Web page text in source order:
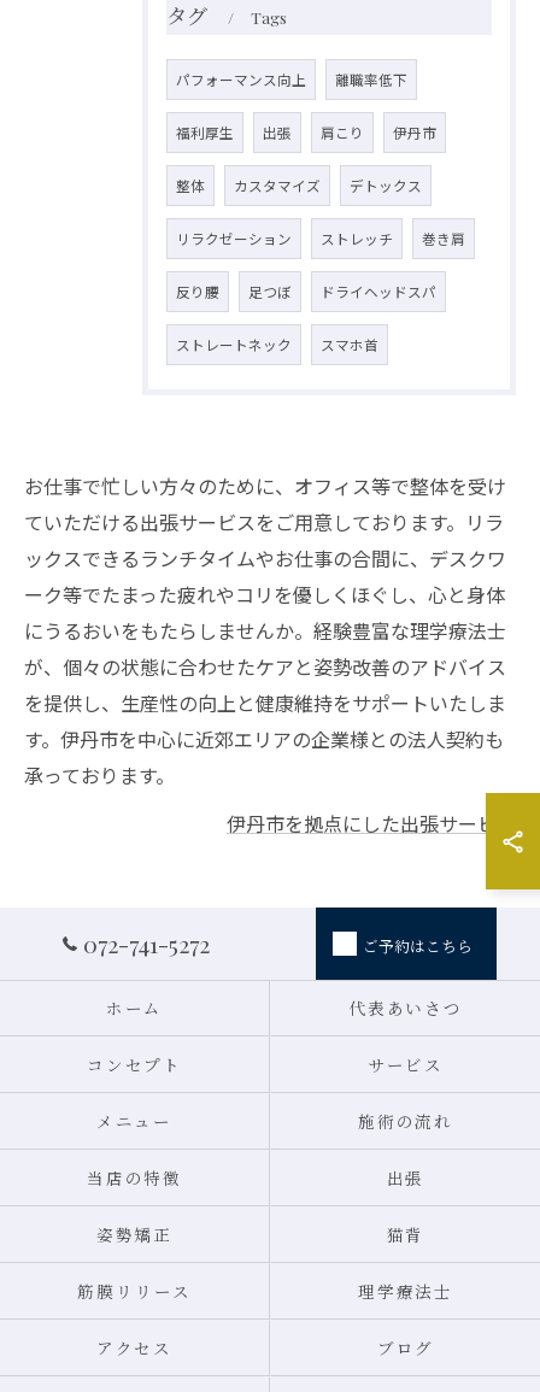
タグ Tags
パフォーマンス向上 離職率低下
福利厚生 出張 肩こり 伊丹市
整体 カスタマイズ デトックス
リラクゼーション ストレッチ 巻き肩
反り腰 足つぼ ドライヘッドスパ
ストレートネック スマホ首
お仕事で忙しい方々のために、オフィス等で整体を受け
ていただける出張サービスをご用意しております。リラ
ックスできるランチタイムやお仕事の合間に、デスクワ
ーク等でたまった疲れやコリを優しくほぐし、心と身体
にうるおいをもたらしませんか。経験豊富な理学療法士
が、個々の状態に合わせたケアと姿勢改善のアドバイス
を提供し、生産性の向上と健康維持をサポートいたしま
す。伊丹市を中心に近郊エリアの企業様との法人契約も
承っております。
伊丹市を拠点にした出張サービス
072-741-5272 ご予約はこちら
ホーム 代表あいさつ
コンセプト サービス
メニュー 施術の流れ
当店の特徴 出張
姿勢矯正 猫背
筋膜リリース 理学療法士
アクセス ブログ